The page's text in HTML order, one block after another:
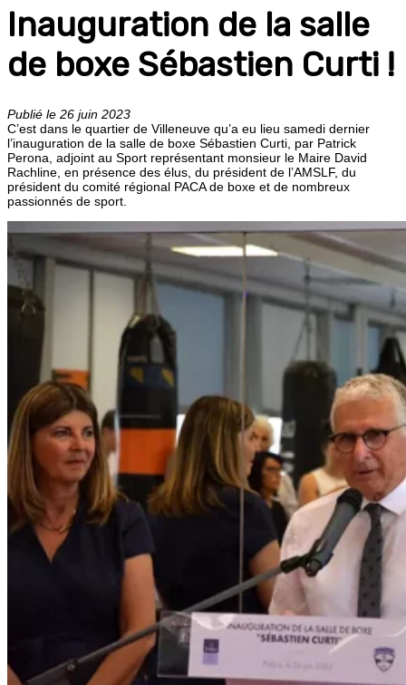
Inauguration de la salle
de boxe Sébastien Curti !
Publié le 26 juin 2023
C’est dans le quartier de Villeneuve qu’a eu lieu samedi dernier
l’inauguration de la salle de boxe Sébastien Curti, par Patrick
Perona, adjoint au Sport représentant monsieur le Maire David
Rachline, en présence des élus, du président de l’AMSLF, du
président du comité régional PACA de boxe et de nombreux
passionnés de sport.